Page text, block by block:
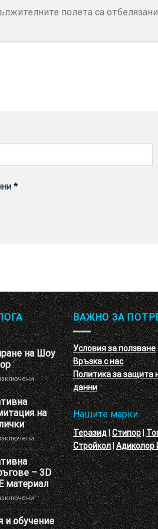
полета са
*
на Шоу
за
Ново
брандиране
на
Шоу
РУМ
Адиколор
на
за
Нова
декоративна
мазилка
с
имитация
на
перлени
тухлички
– 3D
материал
за
Нова
декоративна
и обучение
ВАЖНО ЗА
Условия за ползване
Връзка с нас
Политика за защита
данни
Нашите марки
Теразид|Стипор|
Стройкол|Адиколор